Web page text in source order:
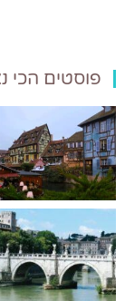
פוסטים הכי